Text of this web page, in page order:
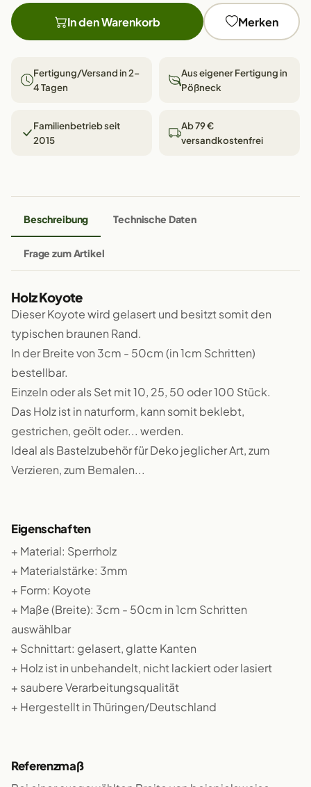
In den Warenkorb Merken
Fertigung/Versand in 2–
4 Tagen
Aus eigener Fertigung in
Pößneck
Familienbetrieb seit
2015
Ab 79 €
versandkostenfrei
Beschreibung Technische Daten
Frage zum Artikel
Holz Koyote
Dieser Koyote wird gelasert und besitzt somit den
typischen braunen Rand.
In der Breite von 3cm - 50cm (in 1cm Schritten)
bestellbar.
Einzeln oder als Set mit 10, 25, 50 oder 100 Stück.
Das Holz ist in naturform, kann somit beklebt,
gestrichen, geölt oder... werden.
Ideal als Bastelzubehör für Deko jeglicher Art, zum
Verzieren, zum Bemalen...
Eigenschaften
+ Material: Sperrholz
+ Materialstärke: 3mm
+ Form: Koyote
+ Maße (Breite): 3cm - 50cm in 1cm Schritten
auswählbar
+ Schnittart: gelasert, glatte Kanten
+ Holz ist in unbehandelt, nicht lackiert oder lasiert
+ saubere Verarbeitungsqualität
+ Hergestellt in Thüringen/Deutschland
Referenzmaß